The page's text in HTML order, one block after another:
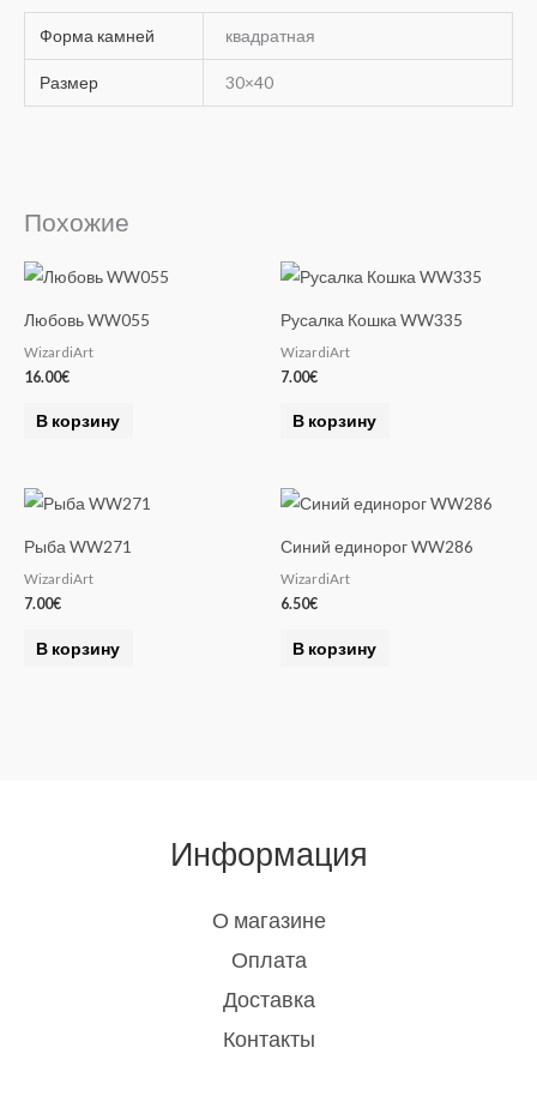
Форма камней квадратная
Размер 30×40
Похожие
Любовь WW055
WizardiArt
16.00€
В корзину
Русалка Кошка WW335
WizardiArt
7.00€
В корзину
Рыба WW271
WizardiArt
7.00€
В корзину
Синий единорог WW286
WizardiArt
6.50€
В корзину
Информация
О магазине
Оплата
Доставка
Контакты